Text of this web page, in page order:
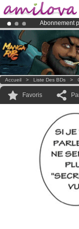
Abonnement
Déjà 100000
LeKickstarter
Accueil > Liste Des BDs >
Favoris